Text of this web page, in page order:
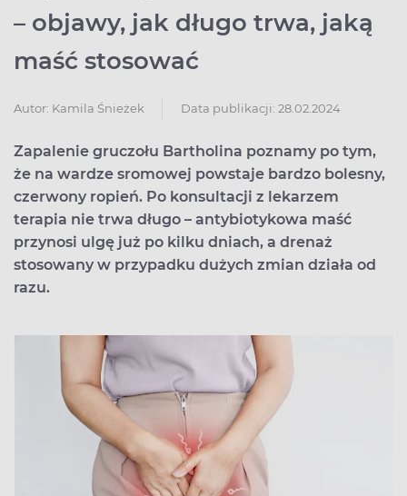
– objawy, jak długo trwa, jaką
maść stosować
Autor: Kamila Śnieżek Data publikacji: 28.02.2024
Zapalenie gruczołu Bartholina poznamy po tym,
że na wardze sromowej powstaje bardzo bolesny,
czerwony ropień. Po konsultacji z lekarzem
terapia nie trwa długo – antybiotykowa maść
przynosi ulgę już po kilku dniach, a drenaż
stosowany w przypadku dużych zmian działa od
razu.